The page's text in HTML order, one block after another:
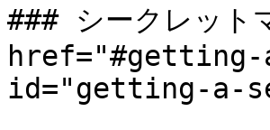
### シークレット
href="#getting-
id="getting-a-